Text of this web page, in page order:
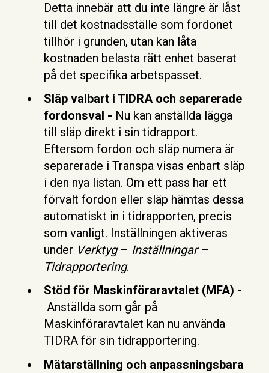
Detta innebär att du inte längre är låst
till det kostnadsställe som fordonet
tillhör i grunden, utan kan låta
kostnaden belasta rätt enhet baserat
på det specifika arbetspasset.
Släp valbart i TIDRA och separerade
fordonsval - Nu kan anställda lägga
till släp direkt i sin tidrapport.
Eftersom fordon och släp numera är
separerade i Transpa visas enbart släp
i den nya listan. Om ett pass har ett
förvalt fordon eller släp hämtas dessa
automatiskt in i tidrapporten, precis
som vanligt. Inställningen aktiveras
under Verktyg– Inställningar–
Tidrapportering.
Stöd för Maskinföraravtalet (MFA) -
Anställda som går på
Maskinföraravtalet kan nu använda
TIDRA för sin tidrapportering.
Mätarställning och anpassningsbara